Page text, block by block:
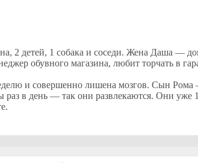
2 детей, 1 собака и соседи. Жена Даша —
обувного магазина, любит торчать в
и совершенно лишена мозгов. Сын
раз в день — так они развлекаются. Они уже